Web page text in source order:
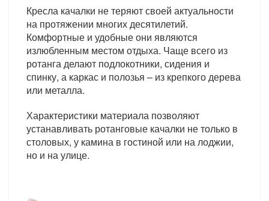
Кресла качалки не теряют своей актуальности
на протяжении многих десятилетий.
Комфортные и удобные они являются
излюбленным местом отдыха. Чаще всего из
ротанга делают подлокотники, сидения и
спинку, а каркас и полозья – из крепкого дерева
или металла.
Характеристики материала позволяют
устанавливать ротанговые качалки не только в
столовых, у камина в гостиной или на лоджии,
но и на улице.